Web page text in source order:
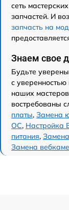
сеть
запчастей. И
запчасть на
Знаем свое
Будьте
с
наших
востребованы
платы, Замена
ОС, Настройка
питания,
Замена